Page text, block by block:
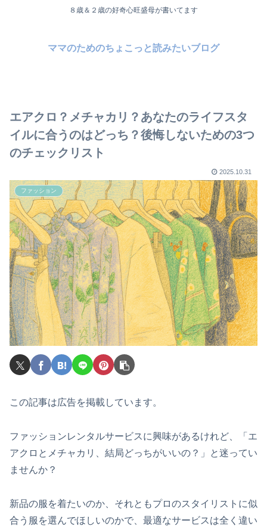
８歳＆２歳の好奇心旺盛母が書いてます
ママのためのちょこっと読みたいブログ
エアクロ？メチャカリ？あなたのライフスタ
イルに合うのはどっち？後悔しないための3つ
のチェックリスト
2025.10.31
ファッション
この記事は広告を掲載しています。
ファッションレンタルサービスに興味があるけれど、「エ
アクロとメチャカリ、結局どっちがいいの？」と迷ってい
ませんか？
新品の服を着たいのか、それともプロのスタイリストに似
合う服を選んでほしいのかで、最適なサービスは全く違い